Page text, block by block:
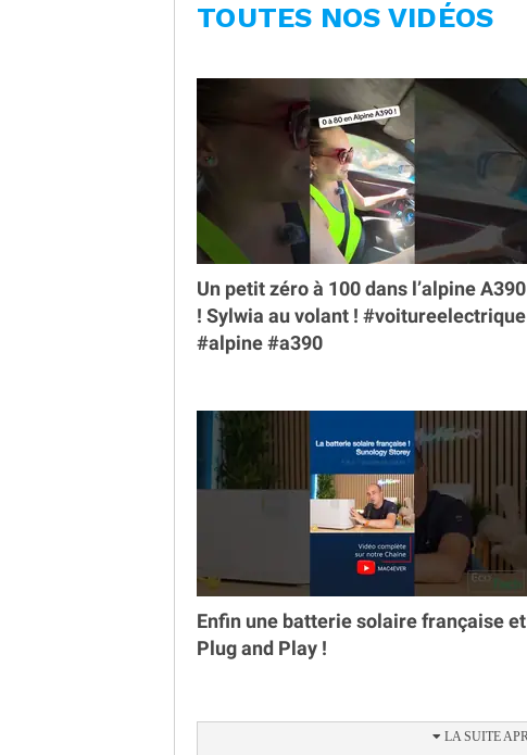
TOUTES NOS VIDÉOS
Un petit zéro à 100 dans l’alpine A390
￼! Sylwia au volant ! #voitureelectrique
#alpine #a390
Enfin une batterie solaire française et
Plug and Play !